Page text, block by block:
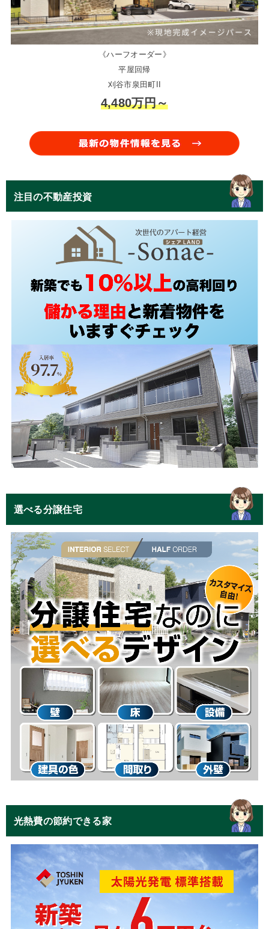
《ハーフオーダー》
平屋回帰
刈谷市泉田町II
4,480万円～
注目の不動産投資
選べる分譲住宅
光熱費の節約できる家